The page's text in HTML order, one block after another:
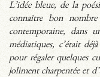
L’idée bleue, de la
connaître bon
contemporaine, dans
médiatiques, c’était
pour régaler quelques
joliment charpentée et